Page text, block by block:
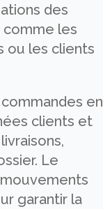
des
les
ou les clients
en
clients et
Le
garantir la